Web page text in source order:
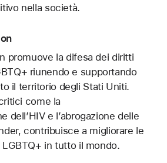
nella società.
promuove la difesa dei diritti
riunendo e supportando
il territorio degli Stati Uniti.
come la
dell’HIV e l’abrogazione delle
contribuisce a migliorare le
in tutto il mondo.